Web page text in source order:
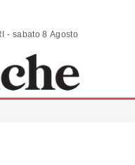
ANALISI | COMMENTI | SCENARI - sabato 8 Agosto 2026